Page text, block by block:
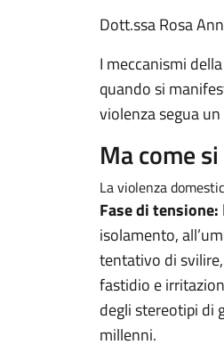
Dott.ssa Rosa
I meccanismi
quando si
violenza segua
Ma come
La violenza
Fase di tensione:
isolamento,
tentativo di
fastidio e
degli stereotipi di
millenni.